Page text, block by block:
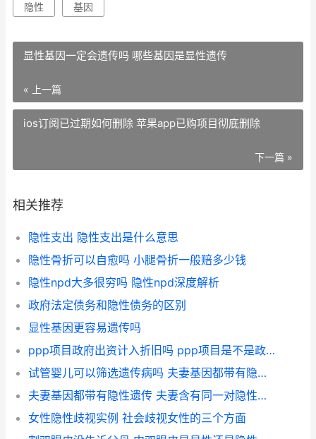
隐性 基因
显性基因一定会遗传吗 哪些基因是显性遗传
« 上一篇
ios订阅已过期如何删除 苹果app已购项目彻底删除
下一篇 »
相关推荐
隐性支出 隐性支出是什么意思
隐性骨折可以自愈吗 小腿骨折一般赔多少钱
隐性npd大多很穷吗 隐性npd深度解析
政府法定债务和隐性债务的区别
显性基因更容易遗传吗
ppp项目政府出资计入折旧吗 ppp项目是不是政府隐性债务
试管婴儿可以筛选遗传病吗 夫妻基因都带有隐性遗传
夫妻基因都带有隐性遗传 夫妻含有同一对隐性基因
女性隐性歧视实例 社会歧视女性的三个方面